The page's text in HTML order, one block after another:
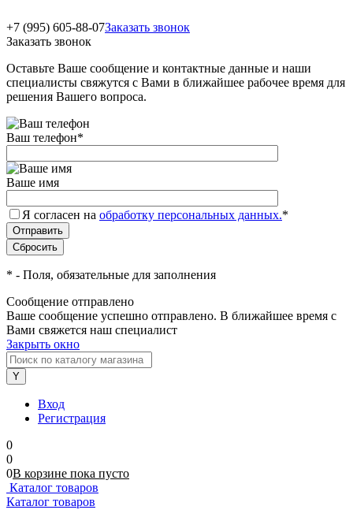
+7 (995) 605-88-07Заказать звонок
Заказать звонок
Оставьте Ваше сообщение и контактные данные и наши
специалисты свяжутся с Вами в ближайшее рабочее время для
решения Вашего вопроса.
Ваш телефон*
Ваше имя
Я согласен на обработку персональных данных.*
* - Поля, обязательные для заполнения
Сообщение отправлено
Ваше сообщение успешно отправлено. В ближайшее время с
Вами свяжется наш специалист
Закрыть окно
Вход
Регистрация
0
0
0В корзине пока пусто
Каталог товаров
Каталог товаров